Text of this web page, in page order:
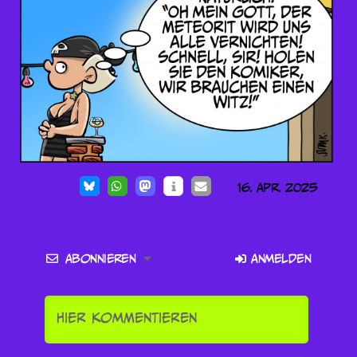
16. Apr. 2025
Abonnieren Anmelden